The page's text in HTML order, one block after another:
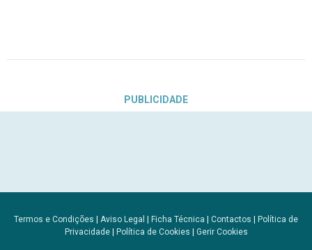
PUBLICIDADE
Termos e Condições | Aviso Legal | Ficha Técnica | Contactos | Política de
Privacidade| Política de Cookies | Gerir Cookies